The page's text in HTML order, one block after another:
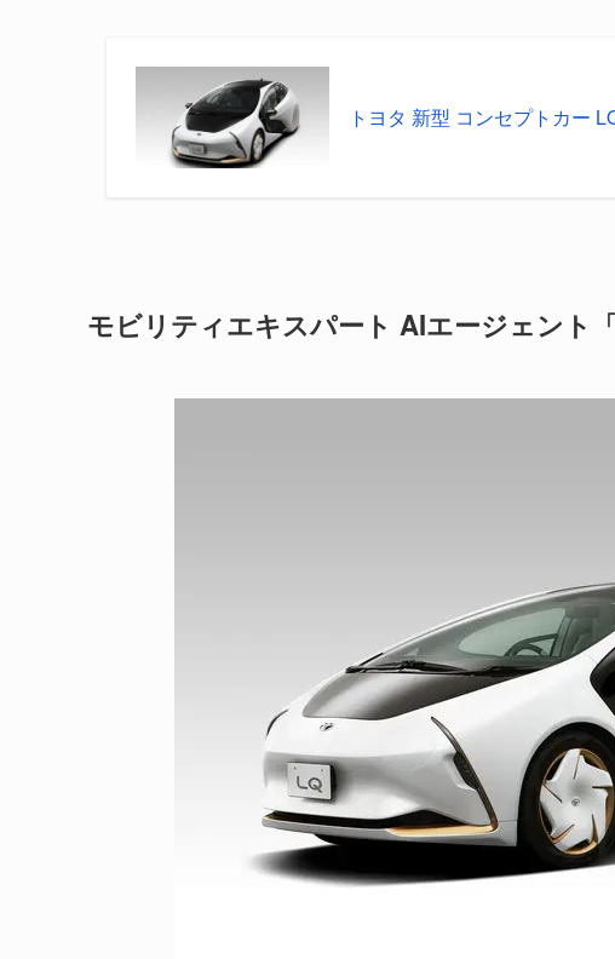
トヨタ 新型 コンセプトカー
モビリティエキスパート AIエージェント「